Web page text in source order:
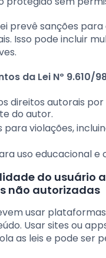
prevê sanções para
Isso pode incluir
da Lei Nº 9.610/
direitos autorais
do autor.
para violações,
uso educacional e
do usuário
não autorizadas
usar
Usar sites ou
as leis e pode ser